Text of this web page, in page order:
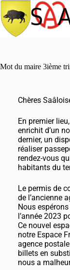
Mot du maire 3ième
Chères
En premier
enrichit d’un
dernier, un
réaliser
rendez-vous
habitants du
Le permis de
de l’ancienne
Nous
l’année 2023
Ce nouvel
notre Espace
agence
billets en
nous a